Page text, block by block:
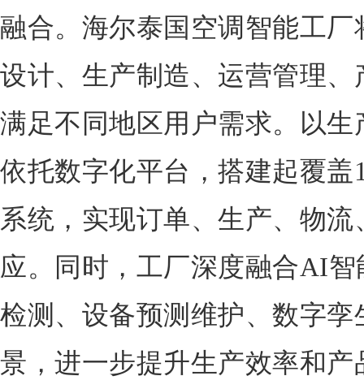
融合。海尔泰国空调智能工
设计、生产制造、运营管理
满足不同地区用户需求。以
依托数字化平台，搭建起覆盖
系统，实现订单、生产、物
应。同时，工厂深度融合AI
检测、设备预测维护、数字
景，进一步提升生产效率和